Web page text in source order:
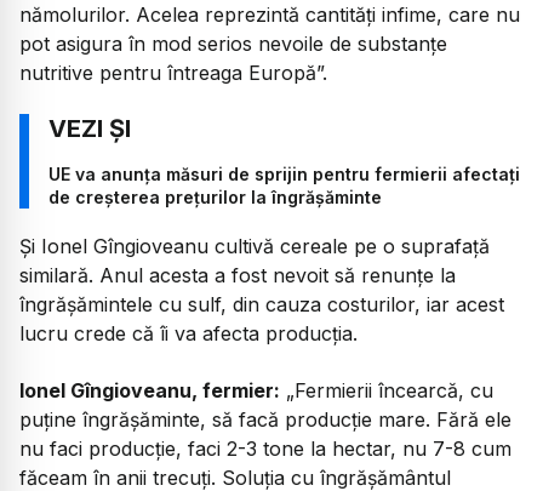
nămolurilor. Acelea reprezintă cantități infime, care nu
pot asigura în mod serios nevoile de substanțe
nutritive pentru întreaga Europă”.
UE va anunța măsuri de sprijin pentru fermierii afectați
de creșterea prețurilor la îngrășăminte
Și Ionel Gîngioveanu cultivă cereale pe o suprafață
similară. Anul acesta a fost nevoit să renunțe la
îngrășămintele cu sulf, din cauza costurilor, iar acest
lucru crede că îi va afecta producția.
Ionel Gîngioveanu, fermier: „Fermierii încearcă, cu
puține îngrășăminte, să facă producție mare. Fără ele
nu faci producție, faci 2-3 tone la hectar, nu 7-8 cum
făceam în anii trecuți. Soluția cu îngrășământul